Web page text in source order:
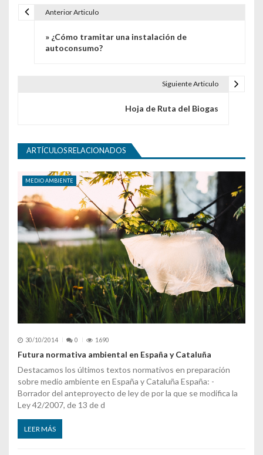
Navegación de entradas
Anterior Articulo
» ¿Cómo tramitar una instalación de
autoconsumo?
Siguiente Articulo
Hoja de Ruta del Biogas
ARTÍCULOS RELACIONADOS
MEDIO AMBIENTE
30/10/2014 0 1690
Futura normativa ambiental en España y Cataluña
Destacamos los últimos textos normativos en preparación
sobre medio ambiente en España y Cataluña España: -
Borrador del anteproyecto de ley de por la que se modifica la
Ley 42/2007, de 13 de d
LEER MÁS